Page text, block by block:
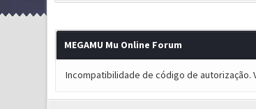
MEGAMU Mu Online Forum
Incompatibilidade de código de